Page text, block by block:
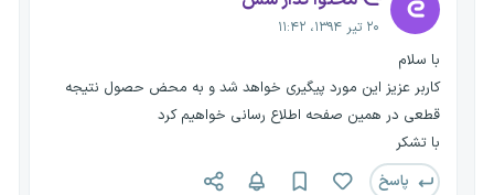
۲۰ تیر ۱۳۹۴، ۱۱:۴۲
با سلام
کاربر عزیز این مورد پیگیری خواهد شد و به محض حصول نتیجه
قطعی در همین صفحه اطلاع رسانی خواهیم کرد
با تشکر
پاسخ